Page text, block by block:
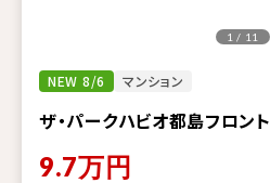
NEW 8/6 マンション
ザ・パークハビオ都島フロント
1 / 11
9.7万円